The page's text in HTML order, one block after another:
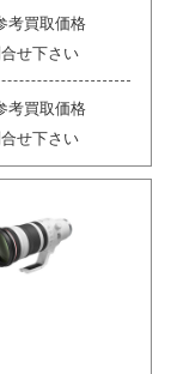
考買取価格
せ下さい
考買取価格
せ下さい